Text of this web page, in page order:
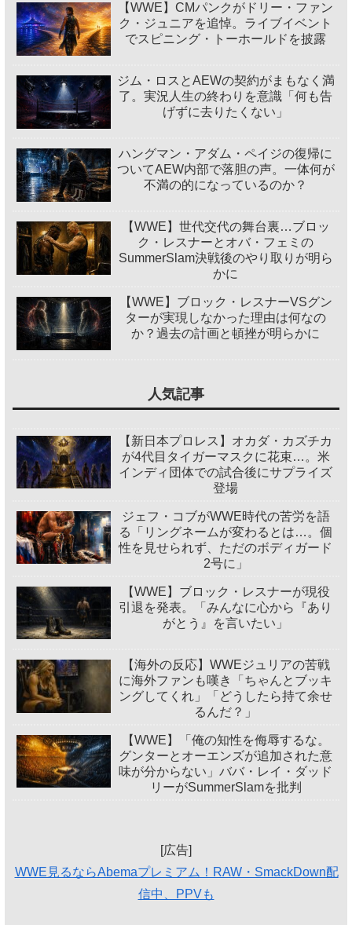
【WWE】CMパンクがドリー・ファン
ク・ジュニアを追悼。ライブイベント
でスピニング・トーホールドを披露
ジム・ロスとAEWの契約がまもなく満
了。実況人生の終わりを意識「何も告
げずに去りたくない」
ハングマン・アダム・ペイジの復帰に
ついてAEW内部で落胆の声。一体何が
不満の的になっているのか？
【WWE】世代交代の舞台裏…ブロッ
ク・レスナーとオバ・フェミの
SummerSlam決戦後のやり取りが明ら
かに
【WWE】ブロック・レスナーVSグン
ターが実現しなかった理由は何なの
か？過去の計画と頓挫が明らかに
人気記事
【新日本プロレス】オカダ・カズチカ
が4代目タイガーマスクに花束…。米
インディ団体での試合後にサプライズ
登場
ジェフ・コブがWWE時代の苦労を語
る「リングネームが変わるとは…。個
性を見せられず、ただのボディガード
2号に」
【WWE】ブロック・レスナーが現役
引退を発表。「みんなに心から『あり
がとう』を言いたい」
【海外の反応】WWEジュリアの苦戦
に海外ファンも嘆き「ちゃんとブッキ
ングしてくれ」「どうしたら持て余せ
るんだ？」
【WWE】「俺の知性を侮辱するな。
グンターとオーエンズが追加された意
味が分からない」ババ・レイ・ダッド
リーがSummerSlamを批判
[広告]
WWE見るならAbemaプレミアム！RAW・SmackDown配
信中、PPVも